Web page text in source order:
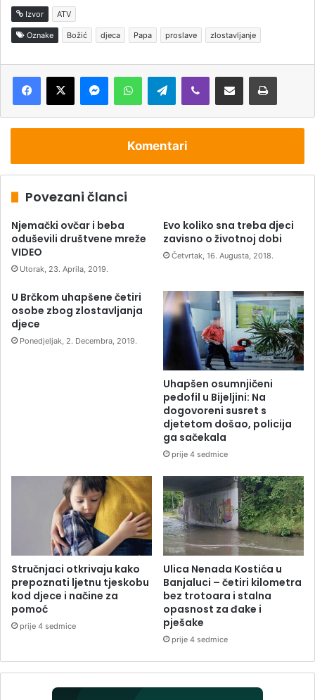
Izvor ATV
Oznake Božić djeca Papa proslave zlostavljanje
Telegram
Komentari
Povezani članci
Njemački ovčar i beba
oduševili društvene mreže
VIDEO
Utorak, 23. Aprila, 2019.
Evo koliko sna treba djeci
zavisno o životnoj dobi
Četvrtak, 16. Augusta, 2018.
U Brčkom uhapšene četiri
osobe zbog zlostavljanja
djece
Ponedjeljak, 2. Decembra, 2019.
Uhapšen osumnjičeni
pedofil u Bijeljini: Na
dogovoreni susret s
djetetom došao, policija
ga sačekala
prije 4 sedmice
Stručnjaci otkrivaju kako
prepoznati ljetnu tjeskobu
kod djece i načine za
pomoć
prije 4 sedmice
Ulica Nenada Kostića u
Banjaluci – četiri kilometra
bez trotoara i stalna
opasnost za đake i
pješake
prije 4 sedmice